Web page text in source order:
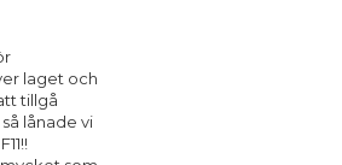
laget och
tillgå
lånade vi